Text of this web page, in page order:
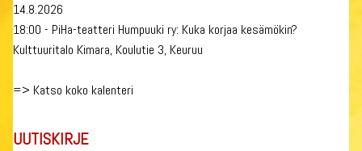
14.8.2026
18:00 - PiHa-teatteri Humpuuki ry: Kuka korjaa kesämökin?
Kulttuuritalo Kimara, Koulutie 3, Keuruu
=> Katso koko kalenteri
UUTISKIRJE